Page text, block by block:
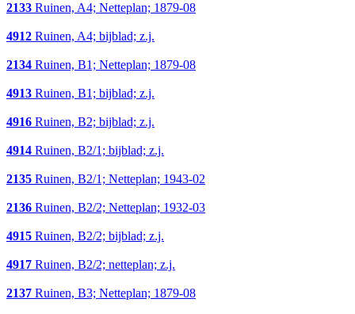
2133 Ruinen, A4; Netteplan; 1879-08
4912 Ruinen, A4; bijblad; z.j.
2134 Ruinen, B1; Netteplan; 1879-08
4913 Ruinen, B1; bijblad; z.j.
4916 Ruinen, B2; bijblad; z.j.
4914 Ruinen, B2/1; bijblad; z.j.
2135 Ruinen, B2/1; Netteplan; 1943-02
2136 Ruinen, B2/2; Netteplan; 1932-03
4915 Ruinen, B2/2; bijblad; z.j.
4917 Ruinen, B2/2; netteplan; z.j.
2137 Ruinen, B3; Netteplan; 1879-08